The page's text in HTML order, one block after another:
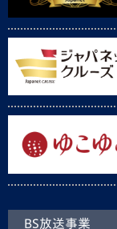
BS放送事業